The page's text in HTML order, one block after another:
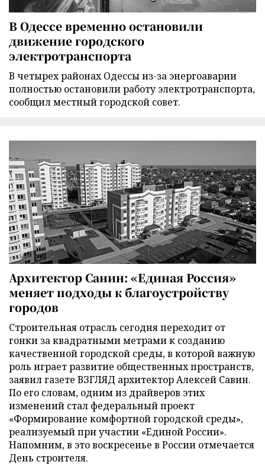
В Одессе временно остановили
движение городского
электротранспорта
В четырех районах Одессы из-за энергоаварии
полностью остановили работу электротранспорта,
сообщил местный городской совет.
Архитектор Санин: «Единая Россия»
меняет подходы к благоустройству
городов
Строительная отрасль сегодня переходит от
гонки за квадратными метрами к созданию
качественной городской среды, в которой важную
роль играет развитие общественных пространств,
заявил газете ВЗГЛЯД архитектор Алексей Савин.
По его словам, одним из драйверов этих
изменений стал федеральный проект
«Формирование комфортной городской среды»,
реализуемый при участии «Единой России».
Напомним, в это воскресенье в России отмечается
День строителя.